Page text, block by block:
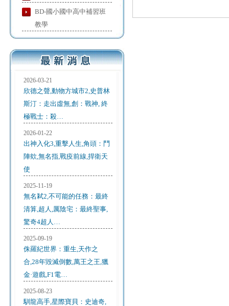
BD-國小國中高中補習班
教學
2026-03-21
欣德之聲,動物方城市2,史普林
斯汀：走出虛無,創：戰神, 終
極戰士：殺…
2026-01-22
出神入化3,重擊人生,角頭：鬥
陣欸,無名指,戰疫前線,捍衛天
使
2025-11-19
無名弒2,不可能的任務：最終
清算,超人,厲陰宅：最終聖事,
驚奇4超人…
2025-09-19
侏羅紀世界：重生,天作之
合,28年毀滅倒數,萬王之王,獵
金·遊戲,F1電…
2025-08-23
馴龍高手,星際寶貝：史迪奇,